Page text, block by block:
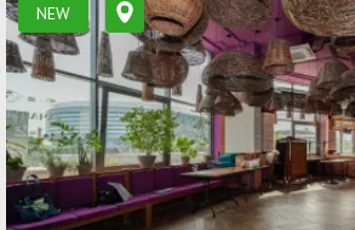
NEW